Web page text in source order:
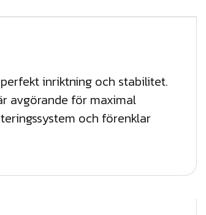
inriktning och stabilitet.
avgörande för maximal
och förenklar